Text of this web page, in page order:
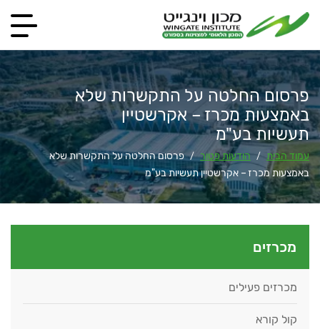
פרסום החלטה על התקשרות שלא
באמצעות מכרז – אקרשטיין
תעשיות בע"מ
עמוד הבית / הודעות פטור / פרסום החלטה על התקשרות שלא
באמצעות מכרז – אקרשטיין תעשיות בע"מ
מכרזים
מכרזים פעילים
קול קורא